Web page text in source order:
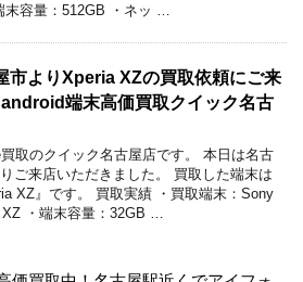
末容量：512GB ・ネッ …
市よりXperia XZの買取依頼にご来
端末高価買取クイック名古
取のクイック名古屋店です。 本日は名古
ご来店いただきました。 買取した端末は
XZ』です。 買取実績 ・買取端末：Sony
・端末容量：32GB …